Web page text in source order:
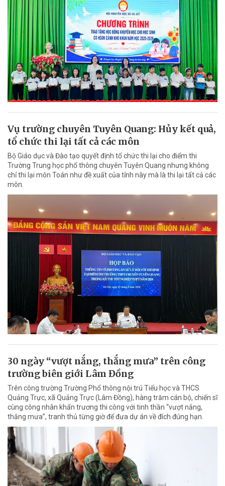
Vụ trường chuyên Tuyên Quang: Hủy kết quả,
tổ chức thi lại tất cả các môn
Bộ Giáo dục và Đào tạo quyết định tổ chức thi lại cho điểm thi
Trường Trung học phổ thông chuyên Tuyên Quang nhưng không
chỉ thi lại môn Toán như đề xuất của tỉnh này mà là thi lại tất cả các
môn.
30 ngày “vượt nắng, thắng mưa” trên công
trường biên giới Lâm Đồng
Trên công trường Trường Phổ thông nội trú Tiểu học và THCS
Quảng Trực, xã Quảng Trực (Lâm Đồng), hàng trăm cán bộ, chiến sĩ
cùng công nhân khẩn trương thi công với tinh thần “vượt nắng,
thắng mưa”, tranh thủ từng giờ để đưa dự án về đích đúng hạn.